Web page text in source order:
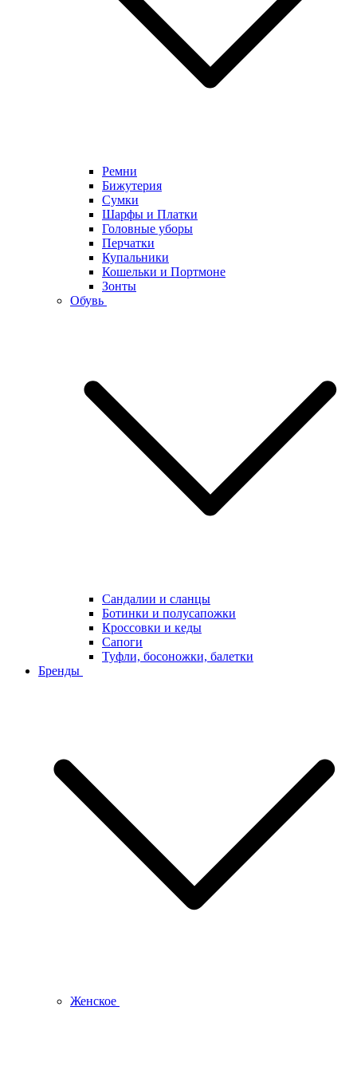
Ремни
Бижутерия
Сумки
Шарфы и Платки
Головные уборы
Перчатки
Купальники
Кошельки и Портмоне
Зонты
Обувь
Сандалии и сланцы
Ботинки и полусапожки
Кроссовки и кеды
Сапоги
Туфли, босоножки, балетки
Бренды
Женское